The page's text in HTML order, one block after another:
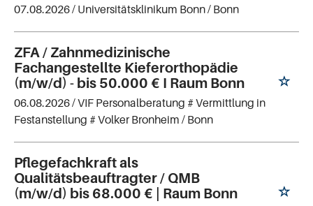
07.08.2026 / Universitätsklinikum Bonn/ Bonn
ZFA / Zahnmedizinische
Fachangestellte Kieferorthopädie
(m/w/d) - bis 50.000 € I Raum Bonn
06.08.2026 /VIF Personalberatung # Vermittlung in
Festanstellung # Volker Bronheim / Bonn
Pflegefachkraft als
Qualitätsbeauftragter / QMB
(m/w/d) bis 68.000 € | Raum Bonn